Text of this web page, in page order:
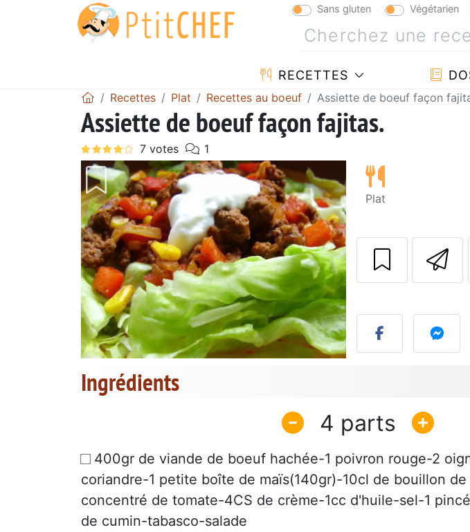
Sans gluten Végétarien
RECETTES
Recettes Plat Recettes au boeuf Assiette de boeuf façon
Assiette de boeuf façon fajitas.
Plat
Ingrédients
4
400gr de viande de boeuf hachée-1 poivron rouge-2
coriandre-1 petite boîte de maïs(140gr)-10cl de bouillon
concentré de tomate-4CS de crème-1cc d'huile-sel-1
de cumin-tabasco-salade